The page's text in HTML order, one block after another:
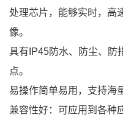
处理芯片，能够实时，高
像。
具有IP45防水、防尘、防
点。
易操作简单易用，支持海
兼容性好：可应用到各种